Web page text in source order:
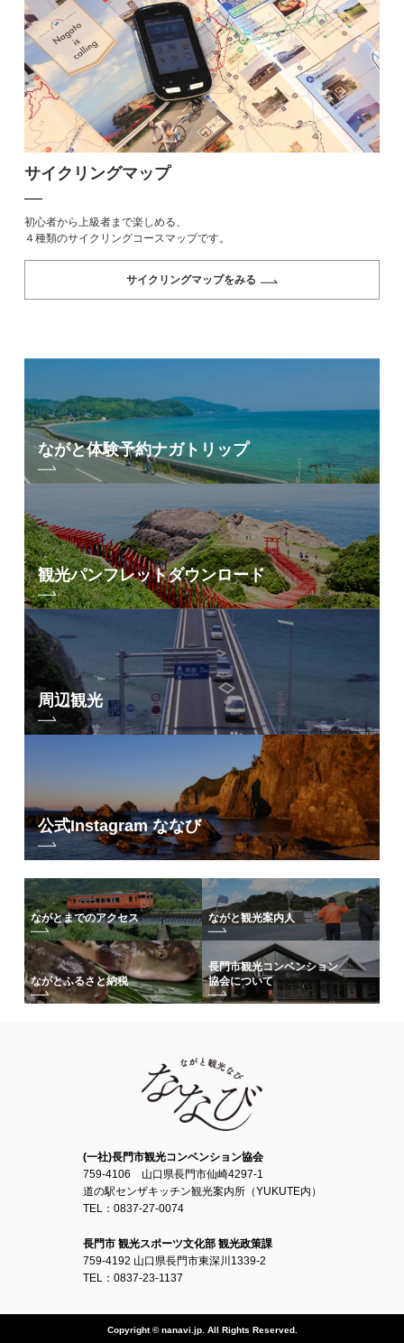
サイクリングマップ
初心者から上級者まで楽しめる、
４種類のサイクリングコースマップです。
サイクリングマップをみる
ながと体験予約ナガトリップ
観光パンフレットダウンロード
周辺観光
公式Instagram ななび
ながとまでのアクセス ながと観光案内人
ながとふるさと納税
長門市観光コンベンション
協会について
(一社)長門市観光コンベンション協会
759-4106 山口県長門市仙崎4297-1
道の駅センザキッチン観光案内所（YUKUTE内）
TEL：0837-27-0074
長門市 観光スポーツ文化部 観光政策課
759-4192 山口県長門市東深川1339-2
TEL：0837-23-1137
Copyright © nanavi.jp. All Rights Reserved.